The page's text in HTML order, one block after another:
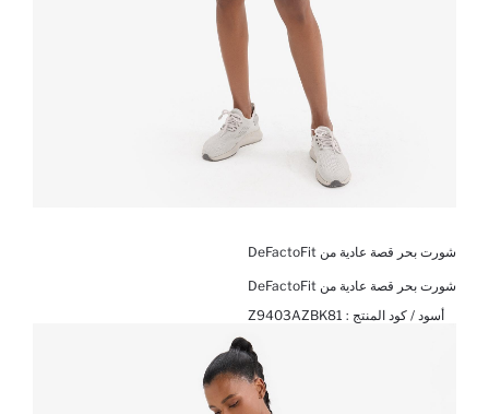
شورت بحر قصة عادية من DeFactoFit
شورت بحر قصة عادية من DeFactoFit
أسود / كود المنتج : Z9403AZBK81